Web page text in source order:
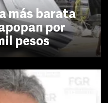
más barata
por
pesos